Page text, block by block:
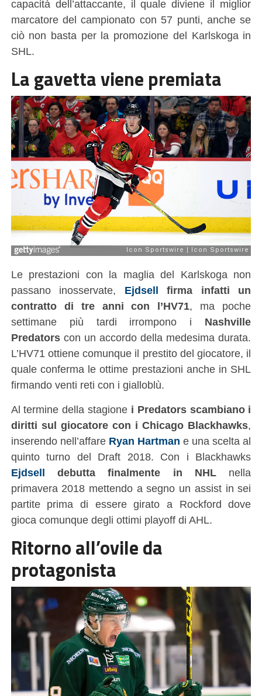
capacità dell’attaccante, il quale diviene il miglior
marcatore del campionato con 57 punti, anche se
ciò non basta per la promozione del Karlskoga in
SHL.
La gavetta viene premiata
Le prestazioni con la maglia del Karlskoga non
passano inosservate, Ejdsell
firma infatti un
contratto di tre anni con l’HV71, ma poche
settimane più tardi irrompono i Nashville
Predatorscon un accordo della medesima durata.
L’HV71 ottiene comunque il prestito del giocatore, il
quale conferma le ottime prestazioni anche in SHL
firmando venti reti con i gialloblù.
Al termine della stagione i Predators scambiano i
diritti sul giocatore con i Chicago Blackhawks,
inserendo nell’affare Ryan Hartman e una scelta al
quinto turno del Draft 2018. Con i Blackhawks
Ejdsell
debutta finalmente in NHL nella
primavera 2018 mettendo a segno un assist in sei
partite prima di essere girato a Rockford dove
gioca comunque degli ottimi playoff di AHL.
Ritorno all’ovile da
protagonista